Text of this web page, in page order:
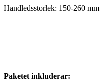
Handledsstorlek: 150-260 mm
Paketet inkluderar: